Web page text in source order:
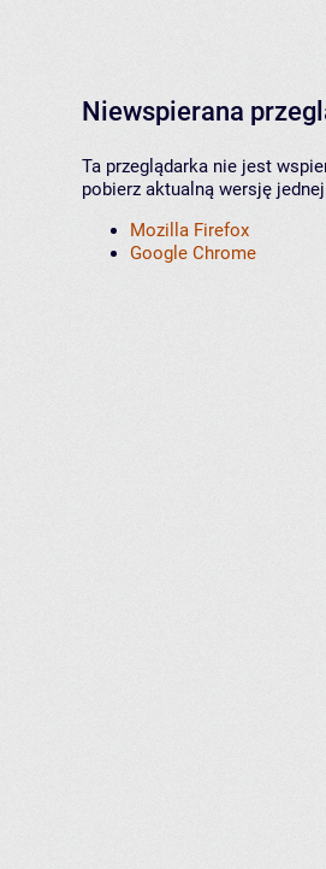
Niewspierana
Ta przeglądarka nie jest
pobierz aktualną wersję
Mozilla Firefox
Google Chrome